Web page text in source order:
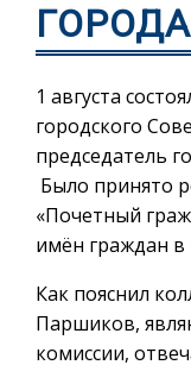
1 августа
городского
председатель
Было принято
«Почетный
имён граждан в
Как пояснил
Паршиков,
комиссии,